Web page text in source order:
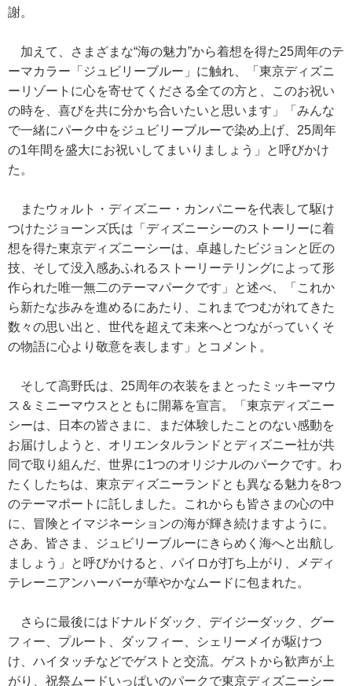
謝。
加えて、さまざまな“海の魅力”から着想を得た25周年のテ
ーマカラー「ジュビリーブルー」に触れ、「東京ディズニ
ーリゾートに心を寄せてくださる全ての方と、このお祝い
の時を、喜びを共に分かち合いたいと思います」「みんな
で一緒にパーク中をジュビリーブルーで染め上げ、25周年
の1年間を盛大にお祝いしてまいりましょう」と呼びかけ
た。
またウォルト・ディズニー・カンパニーを代表して駆け
つけたジョーンズ氏は「ディズニーシーのストーリーに着
想を得た東京ディズニーシーは、卓越したビジョンと匠の
技、そして没入感あふれるストーリーテリングによって形
作られた唯一無二のテーマパークです」と述べ、「これか
ら新たな歩みを進めるにあたり、これまでつむがれてきた
数々の思い出と、世代を超えて未来へとつながっていくそ
の物語に心より敬意を表します」とコメント。
そして高野氏は、25周年の衣装をまとったミッキーマウ
ス＆ミニーマウスとともに開幕を宣言。「東京ディズニー
シーは、日本の皆さまに、まだ体験したことのない感動を
お届けしようと、オリエンタルランドとディズニー社が共
同で取り組んだ、世界に1つのオリジナルのパークです。わ
たくしたちは、東京ディズニーランドとも異なる魅力を8つ
のテーマポートに託しました。これからも皆さまの心の中
に、冒険とイマジネーションの海が輝き続けますように。
さあ、皆さま、ジュビリーブルーにきらめく海へと出航し
ましょう」と呼びかけると、パイロが打ち上がり、メディ
テレーニアンハーバーが華やかなムードに包まれた。
さらに最後にはドナルドダック、デイジーダック、グー
フィー、プルート、ダッフィー、シェリーメイが駆けつ
け、ハイタッチなどでゲストと交流。ゲストから歓声が上
がり、祝祭ムードいっぱいのパークで東京ディズニーシー